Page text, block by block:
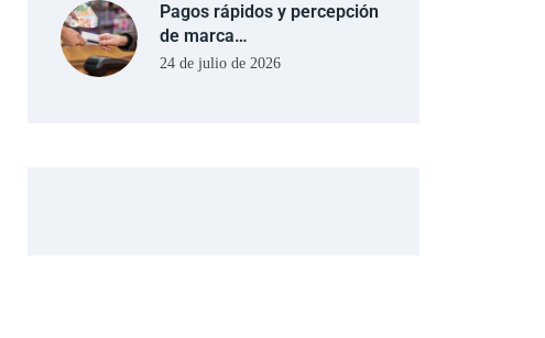
Pagos rápidos y percepción
de marca…
24 de julio de 2026